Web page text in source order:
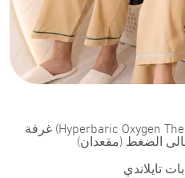
Hyperbaric Oxygen Therapy Duo Chamber (2 Seats) غرفة
الضغط (مقعدان)
بات تايلاندي